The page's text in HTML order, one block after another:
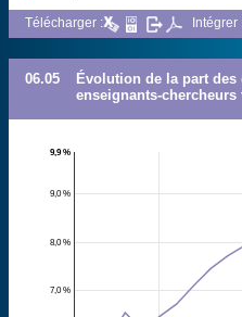
Télécharger : Intégrer
06.05
Évolution de la part
enseignants-
7,0 %
8,0 %
9,0 %
9,9 %